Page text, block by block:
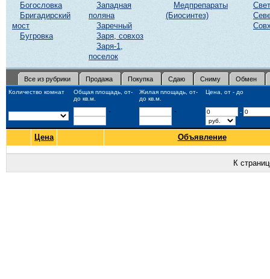
Богословка
Бригадирский
мост
Бугровка
Западная
поляна
Заречный
Заря, совхоз
Заря-1,
поселок
Медпрепараты
(Биосинтез)
Все из рубрики Продажа Покупка Сдаю Сниму Обмен
Количество комнат
Общая площадь, от-
до кв.м.
Жилая площадь, от-
до кв.м.
Цена, от - до
- - -
Цена Объявление
К